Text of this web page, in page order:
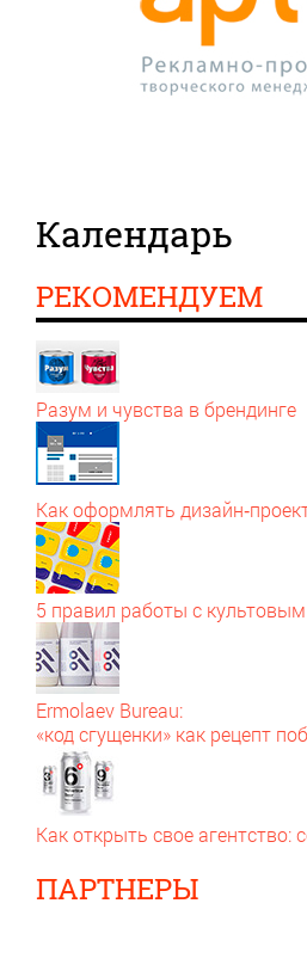
Календарь
РЕКОМЕНДУЕМ
Разум и чувства в брендинге
Как оформлять
5 правил работы с
Ermolaev Bureau:
«код сгущенки» как рецепт
Как открыть свое
ПАРТНЕРЫ